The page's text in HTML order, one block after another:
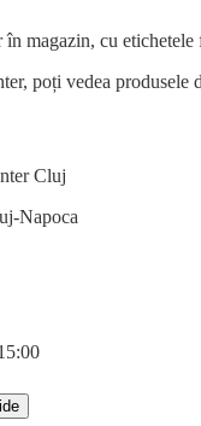
în magazin, cu
poți vedea
Cluj
Napoca